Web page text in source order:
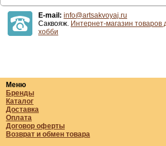
E-mail: info@artsakvoyaj.ru
Саквояж. Интернет-магазин товаров
хобби
Меню
Бренды
Каталог
Доставка
Оплата
Договор оферты
Возврат и обмен товара